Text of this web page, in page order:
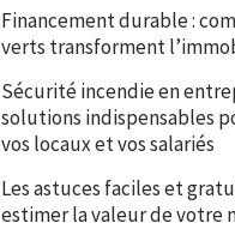
Financement durable :
verts transforment
Sécurité incendie en
solutions indispensables
vos locaux et vos salariés
Les astuces faciles et
estimer la valeur de votre